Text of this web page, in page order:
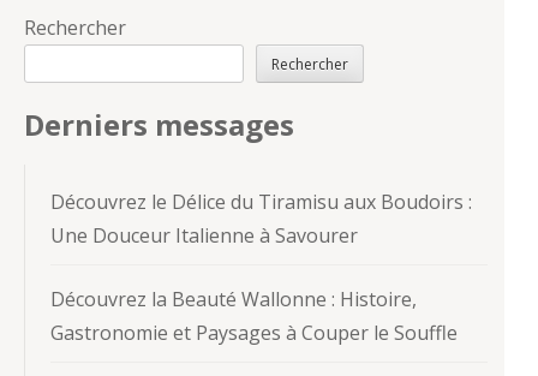
Rechercher
Rechercher
Derniers messages
Découvrez le Délice du Tiramisu aux Boudoirs :
Une Douceur Italienne à Savourer
Découvrez la Beauté Wallonne : Histoire,
Gastronomie et Paysages à Couper le Souffle